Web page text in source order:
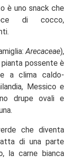
è uno snack che
di cocco,
Arecaceae),
possente è
a clima caldo-
Messico e
drupe ovali e
che diventa
di una parte
la carne bianca